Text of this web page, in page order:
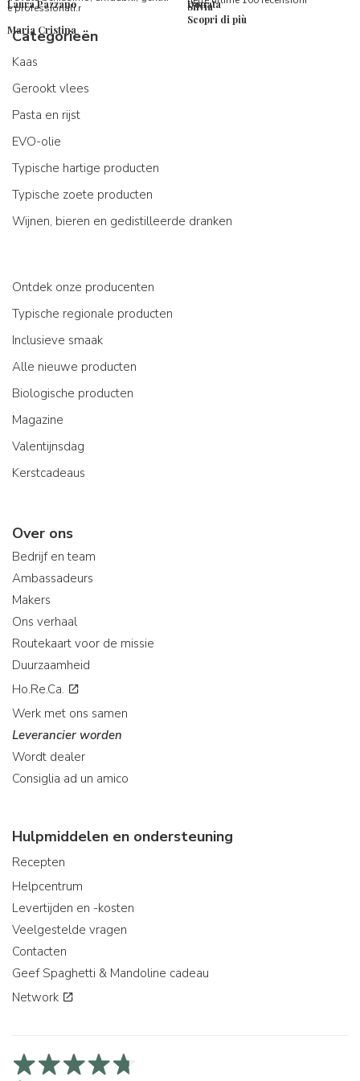
Laura Pazzano
e professionali.r
Maria Cristina
Donata
Silvia
Scopri di più
Categorieën
Kaas
Gerookt vlees
Pasta en rijst
EVO-olie
Typische hartige producten
Typische zoete producten
Wijnen, bieren en gedistilleerde dranken
Ontdek onze producenten
Typische regionale producten
Inclusieve smaak
Alle nieuwe producten
Biologische producten
Magazine
Valentijnsdag
Kerstcadeaus
Over ons
Bedrijf en team
Ambassadeurs
Makers
Ons verhaal
Routekaart voor de missie
Duurzaamheid
Ho.Re.Ca.
Werk met ons samen
Leverancier worden
Wordt dealer
Consiglia ad un amico
Hulpmiddelen en ondersteuning
Recepten
Helpcentrum
Levertijden en -kosten
Veelgestelde vragen
Contacten
Geef Spaghetti & Mandoline cadeau
Network